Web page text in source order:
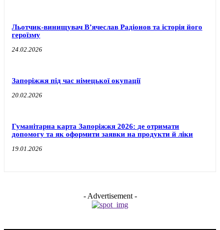
Льотчик-винищувач В’ячеслав Радіонов та історія його
героїзму
24.02.2026
Запоріжжя під час німецької окупації
20.02.2026
Гуманітарна карта Запоріжжя 2026: де отримати
допомогу та як оформити заявки на продукти й ліки
19.01.2026
- Advertisement -